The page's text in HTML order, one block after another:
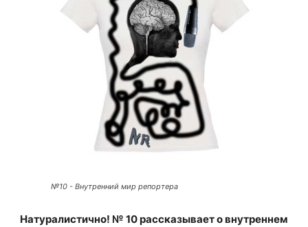
№10 - Внутренний мир репортера
Натуралистично! № 10 рассказывает о внутреннем